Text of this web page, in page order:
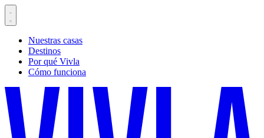
Nuestras casas
Destinos
Por qué Vivla
Cómo funciona